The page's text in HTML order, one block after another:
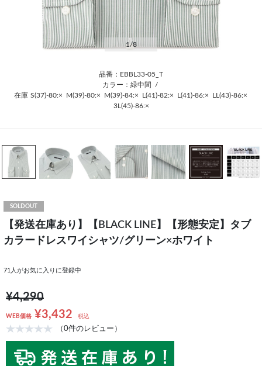
1/8
品番：EBBL33-05_T
カラー：緑中間
/
在庫 S(37)-80:× M(39)-80:× M(39)-84:× L(41)-82:× L(41)-86:×
LL(43)-86:×
3L(45)-86:×
SOLDOUT
【発送在庫あり】【BLACK LINE】【形態安定】タブ
カラードレスワイシャツ/グリーン×ホワイト
71 人がお気に入りに登録中
¥4,290
WEB価格 ¥3,432 税込
（0件のレビュー）